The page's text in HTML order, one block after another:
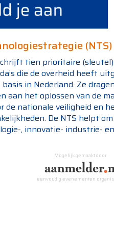
(NTS)
tien prioritaire
die de overheid heeft
in Nederland. Ze
aan het oplossen van de
de nationale veiligheid en
De NTS helpt
, innovatie- industrie-
Mogelijk gemaakt door
eenvoudig evenementen